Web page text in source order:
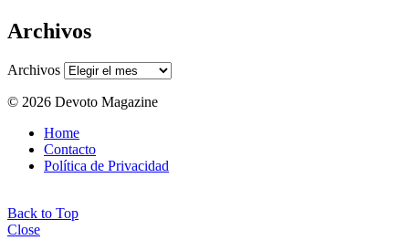
Archivos
Archivos
© 2026 Devoto Magazine
Home
Contacto
Política de Privacidad
Back to Top
Close